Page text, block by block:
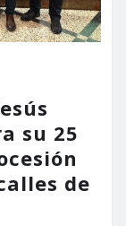
su 25
de